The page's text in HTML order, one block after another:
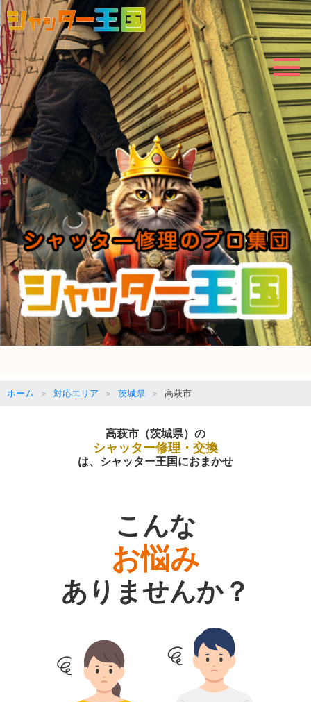
ホーム 対応エリア 茨城県 高萩市
高萩市（茨城県）の
シャッター修理・交換
は、シャッター王国におまかせ
こんな
お悩み
ありませんか？